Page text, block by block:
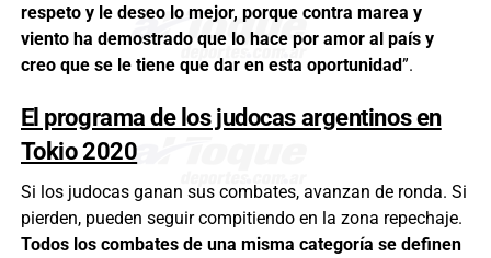
respeto y le deseo lo mejor, porque contra marea y
viento ha demostrado que lo hace por amor al país y
creo que se le tiene que dar en esta oportunidad”.
El programa de los judocas argentinos en
Tokio 2020
Si los judocas ganan sus combates, avanzan de ronda. Si
pierden, pueden seguir compitiendo en la zona repechaje.
Todos los combates de una misma categoría se definen